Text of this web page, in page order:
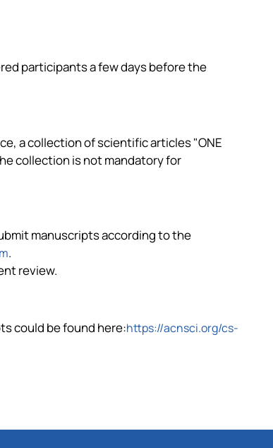
participantsa few days before the
a collection of scientific articles "ONE
collection is not mandatory for
manuscripts according to the
.
review.
could be found here:https://acnsci.org/cs-